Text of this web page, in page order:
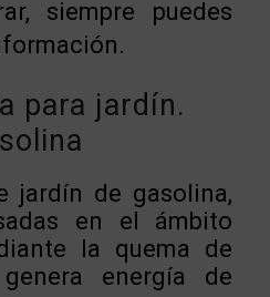
siempre puedes
para jardín.
jardín de gasolina,
en el ámbito
la quema de
energía de